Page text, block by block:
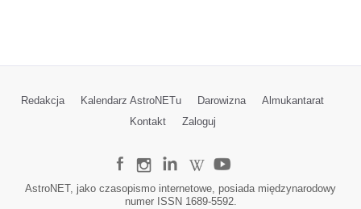
Redakcja Kalendarz AstroNETu Darowizna
Almukantarat
Kontakt
Zaloguj
AstroNET, jako czasopismo internetowe, posiada międzynarodowy
numer ISSN 1689-5592.